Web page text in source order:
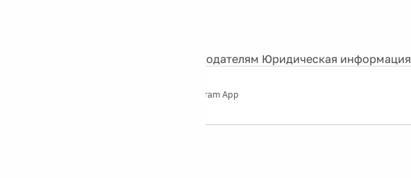
Рекламодателям Юридическая информация
Telegram App